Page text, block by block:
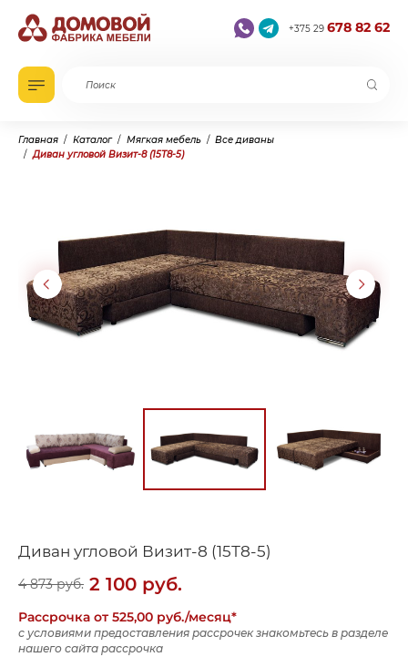
+375 29 678 82 62
Главная Каталог Мягкая мебель
Все диваны
Диван угловой Визит-8 (15Т8-5)
Диван угловой Визит-8 (15Т8-5)
4 873руб. 2 100 руб.
Рассрочка от 525,00 руб./месяц*
с условиями предоставления рассрочек знакомьтесь в разделе
нашего сайта рассрочка